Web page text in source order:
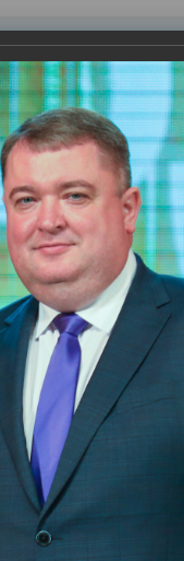
Торговая
году в
и